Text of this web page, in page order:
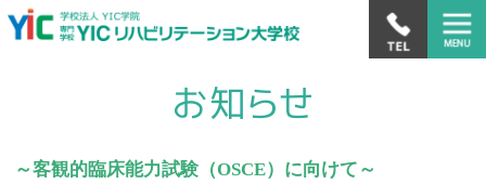
～客観的臨床能力試験（OSCE）に向けて～